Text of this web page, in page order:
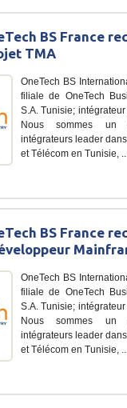
BS France
TMA
OneTech BS
filiale de OneTech
S.A. Tunisie;
Nous sommes un
intégrateurs leader
et Télécom en Tunisie,
BS France
OneTech BS
filiale de OneTech
S.A. Tunisie;
Nous sommes un
intégrateurs leader
et Télécom en Tunisie,